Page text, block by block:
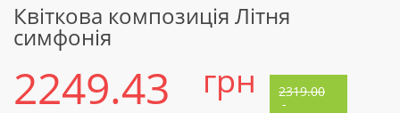
Квіткова композиція Літня
симфонія
2249.43 грн 2319.00
-